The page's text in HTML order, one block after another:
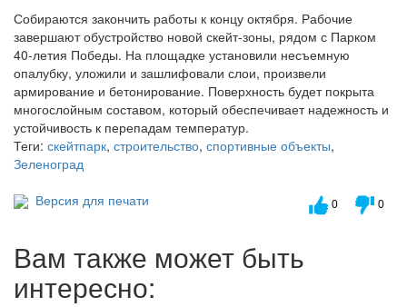
Собираются закончить работы к концу октября. Рабочие
завершают обустройство новой скейт-зоны, рядом с Парком
40-летия Победы. На площадке установили несъемную
опалубку, уложили и зашлифовали слои, произвели
армирование и бетонирование. Поверхность будет покрыта
многослойным составом, который обеспечивает надежность и
устойчивость к перепадам температур.
Теги: скейтпарк, строительство, спортивные объекты,
Зеленоград
Версия для печати
0 0
Вам также может быть
интересно: